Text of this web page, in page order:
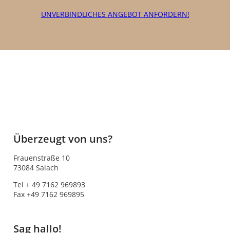
UNVERBINDLICHES ANGEBOT ANFORDERN!
Überzeugt von uns?
Frauenstraße 10
73084 Salach
Tel + 49 7162 969893
Fax +49 7162 969895
Sag hallo!